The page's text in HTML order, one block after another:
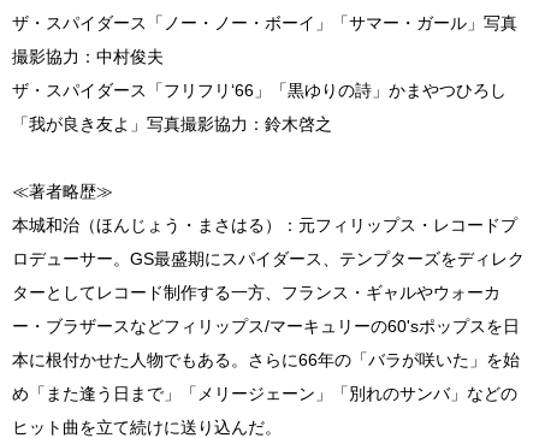
ザ・スパイダース「ノー・ノー・ボーイ」「サマー・ガール」写真
撮影協力：中村俊夫
ザ・スパイダース「フリフリ‘66」「黒ゆりの詩」かまやつひろし
「我が良き友よ」写真撮影協力：鈴木啓之
≪著者略歴≫
本城和治（ほんじょう・まさはる）：元フィリップス・レコードプ
ロデューサー。GS最盛期にスパイダース、テンプターズをディレク
ターとしてレコード制作する一方、フランス・ギャルやウォーカ
ー・ブラザースなどフィリップス/マーキュリーの60'sポップスを日
本に根付かせた人物でもある。さらに66年の「バラが咲いた」を始
め「また逢う日まで」「メリージェーン」「別れのサンバ」などの
ヒット曲を立て続けに送り込んだ。